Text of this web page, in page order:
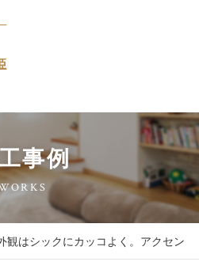
事例
観はシックにカッコよく。アクセン